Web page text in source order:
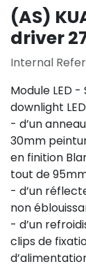
(AS)
driver
Internal
Module LED
downlight
- d’un
30mm
en finition
tout de
- d’un
non
- d’un
clips de